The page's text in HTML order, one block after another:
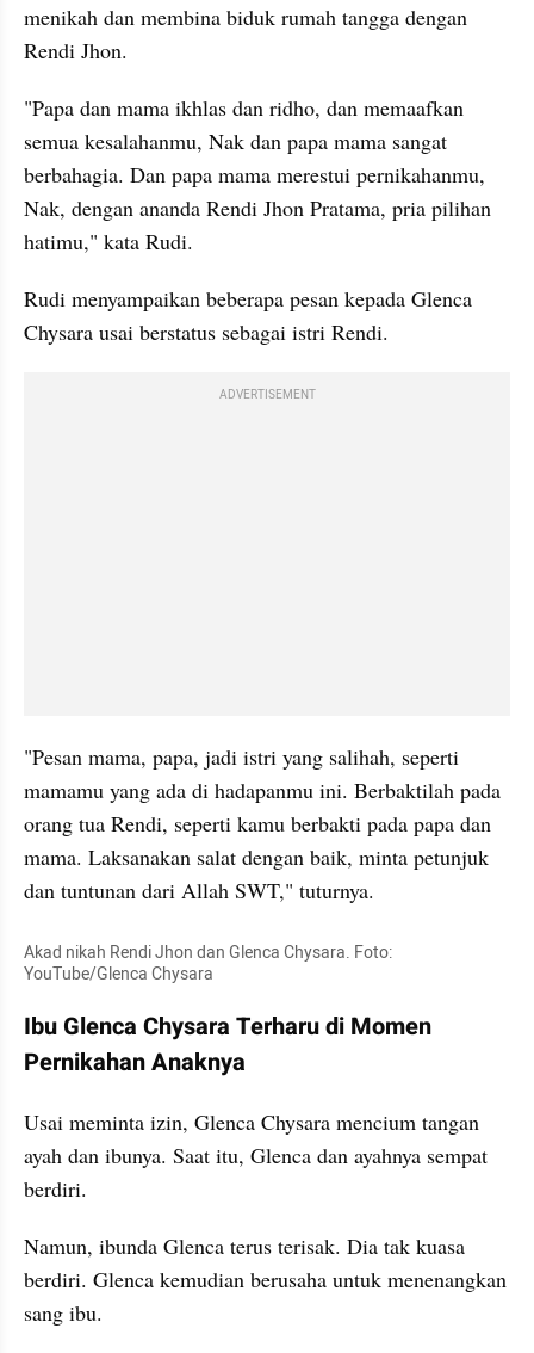
menikah dan membina biduk rumah tangga dengan
Rendi Jhon.
"Papa dan mama ikhlas dan ridho, dan memaafkan
semua kesalahanmu, Nak dan papa mama sangat
berbahagia. Dan papa mama merestui pernikahanmu,
Nak, dengan ananda Rendi Jhon Pratama, pria pilihan
hatimu," kata Rudi.
Rudi menyampaikan beberapa pesan kepada Glenca
Chysara usai berstatus sebagai istri Rendi.
ADVERTISEMENT
"Pesan mama, papa, jadi istri yang salihah, seperti
mamamu yang ada di hadapanmu ini. Berbaktilah pada
orang tua Rendi, seperti kamu berbakti pada papa dan
mama. Laksanakan salat dengan baik, minta petunjuk
dan tuntunan dari Allah SWT," tuturnya.
Akad nikah Rendi Jhon dan Glenca Chysara. Foto:
YouTube/Glenca Chysara
Ibu Glenca Chysara Terharu di Momen
Pernikahan Anaknya
Usai meminta izin, Glenca Chysara mencium tangan
ayah dan ibunya. Saat itu, Glenca dan ayahnya sempat
berdiri.
Namun, ibunda Glenca terus terisak. Dia tak kuasa
berdiri. Glenca kemudian berusaha untuk menenangkan
sang ibu.